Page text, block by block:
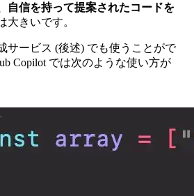
自信を持って提案されたコードを
大きいです。
サービス (後述) でも使うことがで
Copilot では次のような使い方が